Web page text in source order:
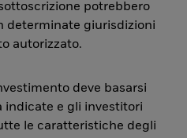
potrebbero
determinate giurisdizioni
autorizzato.
deve basarsi
indicate e gli investitori
le caratteristiche degli